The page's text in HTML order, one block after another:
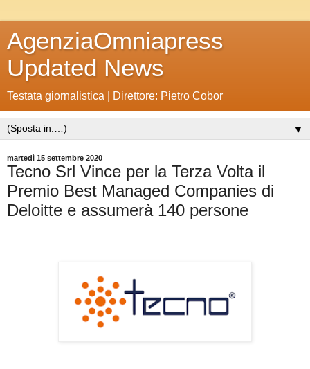
AgenziaOmniapress
Updated News
Testata giornalistica | Direttore: Pietro Cobor
▼
martedì 15 settembre 2020
Tecno Srl Vince per la Terza Volta il
Premio Best Managed Companies di
Deloitte e assumerà 140 persone